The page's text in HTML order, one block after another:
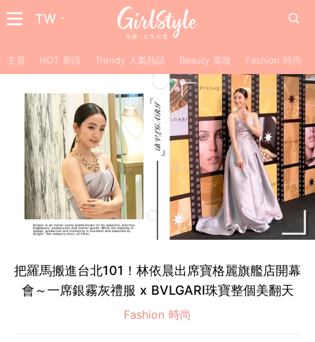
TW
主頁 HOT 新訊 Trendy 人氣熱話 Beauty 美妝 Fashion 時尚
把羅馬搬進台北101！林依晨出席寶格麗旗艦店開幕
會～一席銀霧灰禮服 x BVLGARI珠寶整個美翻天
Fashion 時尚